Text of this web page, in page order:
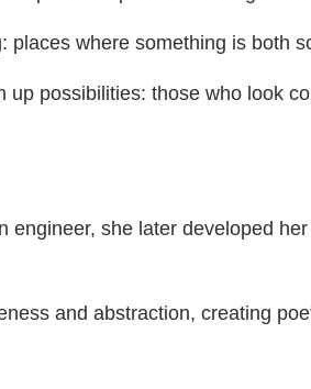
where something is both
up possibilities: those who look
she later developed
and abstraction, creating